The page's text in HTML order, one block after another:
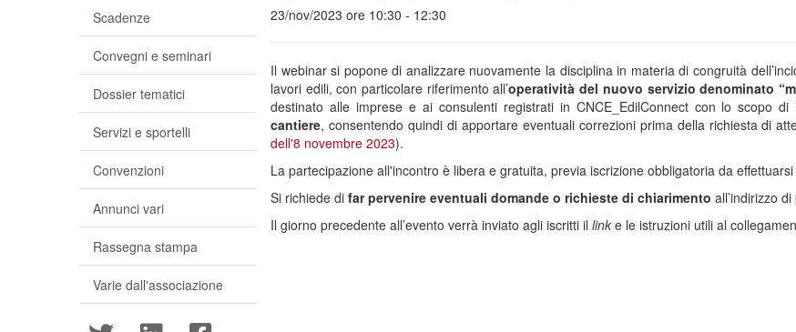
23/nov/2023 ore 10:30 - 12:30
Il webinar si popone di analizzare nuovamente la disciplina in materia di congruità
lavori edili, con particolare riferimento all’operatività del nuovo servizio denominato
destinato alle imprese e ai consulenti registrati in CNCE_EdilConnect con lo scopo
cantiere, consentendo quindi di apportare eventuali correzioni prima della richiesta di
dell'8 novembre 2023).
La partecipazione all'incontro è libera e gratuita, previa iscrizione obbligatoria da effettuarsi
Si richiede di far pervenire eventuali domande o richieste di chiarimento all’indirizzo
Il giorno precedente all’evento verrà inviato agli iscritti il link e le istruzioni utili al
Scadenze
Convegni e seminari
Dossier tematici
Servizi e sportelli
Convenzioni
Annunci vari
Rassegna stampa
Varie dall'associazione